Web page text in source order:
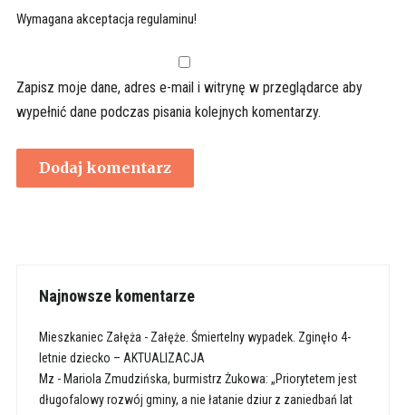
Wymagana akceptacja regulaminu!
Zapisz moje dane, adres e-mail i witrynę w przeglądarce aby
wypełnić dane podczas pisania kolejnych komentarzy.
Najnowsze komentarze
Mieszkaniec Załęża - Załęże. Śmiertelny wypadek. Zginęło 4-
letnie dziecko – AKTUALIZACJA
Mz - Mariola Zmudzińska, burmistrz Żukowa: „Priorytetem jest
długofalowy rozwój gminy, a nie łatanie dziur z zaniedbań lat